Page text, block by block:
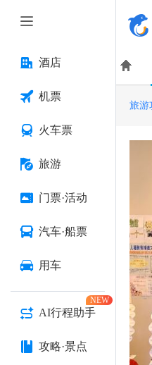
酒店
机票
火车票
旅游
门票·活动
汽车·船票
用车
AI行程助手
NEW
攻略·景点
旅游